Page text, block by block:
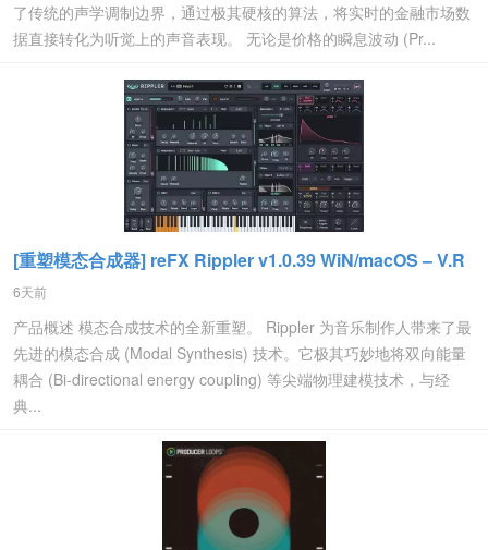
了传统的声学调制边界，通过极其硬核的算法，将实时的金融市场数
据直接转化为听觉上的声音表现。 无论是价格的瞬息波动 (Pr...
[重塑模态合成器] reFX Rippler v1.0.39 WiN/macOS – V.R
6天前
产品概述 模态合成技术的全新重塑。 Rippler 为音乐制作人带来了最
先进的模态合成 (Modal Synthesis) 技术。它极其巧妙地将双向能量
耦合 (Bi-directional energy coupling) 等尖端物理建模技术，与经
典...